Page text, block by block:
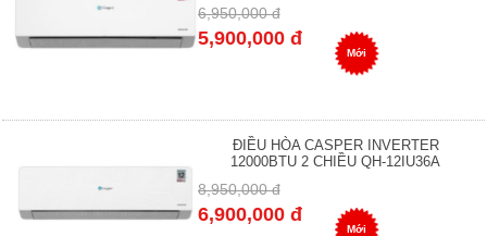
6,950,000 đ
5,900,000 đ
Mới
ĐIỀU HÒA CASPER INVERTER
12000BTU 2 CHIỀU QH-12IU36A
8,950,000 đ
6,900,000 đ
Mới